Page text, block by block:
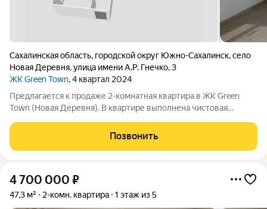
Сахалинская область, городской округ Южно-Сахалинск,село
Новая Деревня,улица имени А.Р. Гнечко,3
ЖК Green Town, 4 квартал 2024
Предлагается к продаже 2-комнатная квартира в ЖК Green
Town (Новая Деревня). В квартире выполнена чистовая
отопление-радиаторы, сантехническое оборудование
разводка труб, ванная, раковина, унитаз,
Позвонить
4 700 000 ₽
47,3 м² 2-комн. квартира 1 этаж из 5